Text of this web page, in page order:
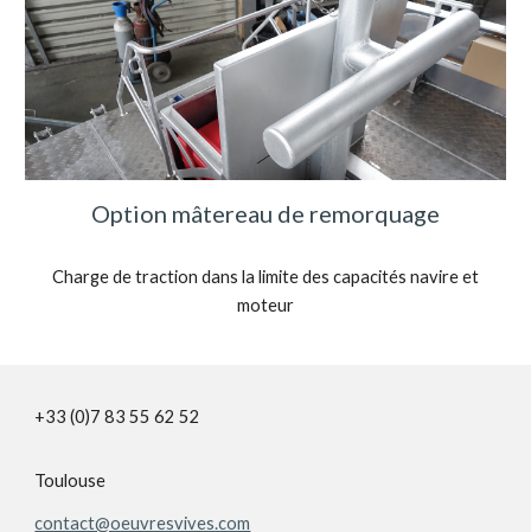
Option mâtereau de remorquage
Charge de traction dans la limite des capacités navire et
moteur
+33 (0)7 83 55 62 52
Toulouse
contact@oeuvresvives.com